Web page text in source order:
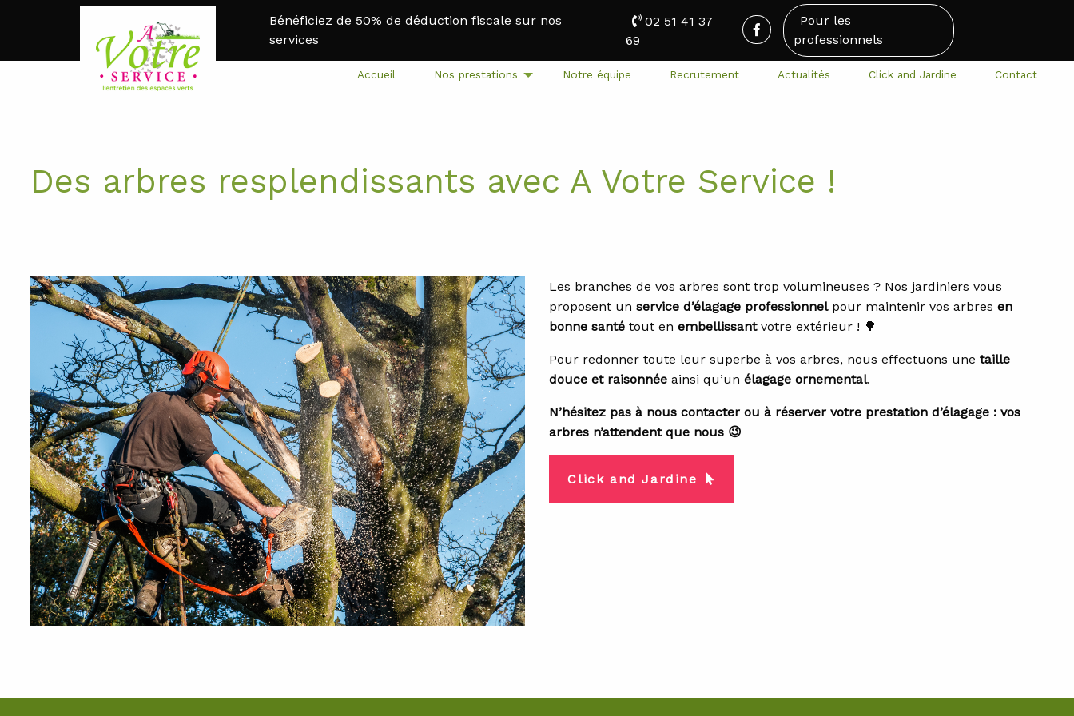
Bénéficiez de 50% de déduction fiscale sur nos
services
02 51 41 37
69
Pour les
professionnels
Accueil Nos prestations Notre équipe Recrutement Actualités Click and Jardine Contact
Actualités
Des arbres resplendissants avec A Votre Service !
Les branches de vos arbres sont trop volumineuses ? Nos jardiniers vous
proposent un service d’élagage professionnelpour maintenir vos arbres en
bonne santé tout en embellissantvotre extérieur ! 🌳
Pour redonner toute leur superbe à vos arbres, nous effectuons une taille
douce et raisonnée ainsi qu’un élagage ornemental.
N’hésitez pas à nous contacter ou à réserver votre prestation d’élagage : vos
arbres n’attendent que nous 😉
Click and Jardine